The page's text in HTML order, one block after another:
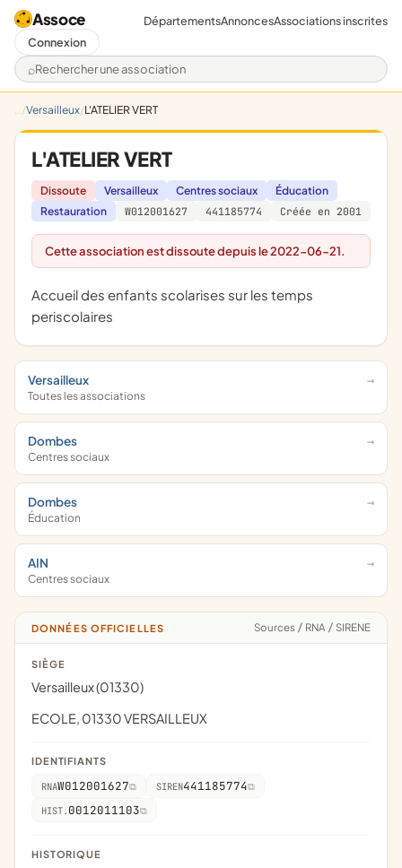
Assoce
Rechercher une association
DépartementsAnnoncesAssociations inscrites
Connexion
Versailleux L'ATELIER VERT
L'ATELIER VERT
Dissoute Versailleux Centres sociaux
Éducation
Restauration
W012001627 441185774 Créée en 2001
Cette association est dissoute depuis le 2022-06-21.
accueil des enfants scolarises sur les temps
periscolaires
Versailleux
Toutes les associations
Dombes
Centres sociaux
Dombes
Éducation
AIN
Centres sociaux
DONNÉES OFFICIELLES Sources / RNA / SIRENE
SIÈGE
Versailleux (01330)
ECOLE, 01330 VERSAILLEUX
IDENTIFIANTS
RNAW012001627 SIREN441185774
HIST. 0012011103
HISTORIQUE